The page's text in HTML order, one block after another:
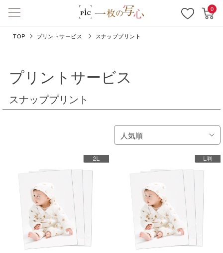
0
TOP プリントサービス スナッププリント
プリントサービス
スナッププリント
人気順